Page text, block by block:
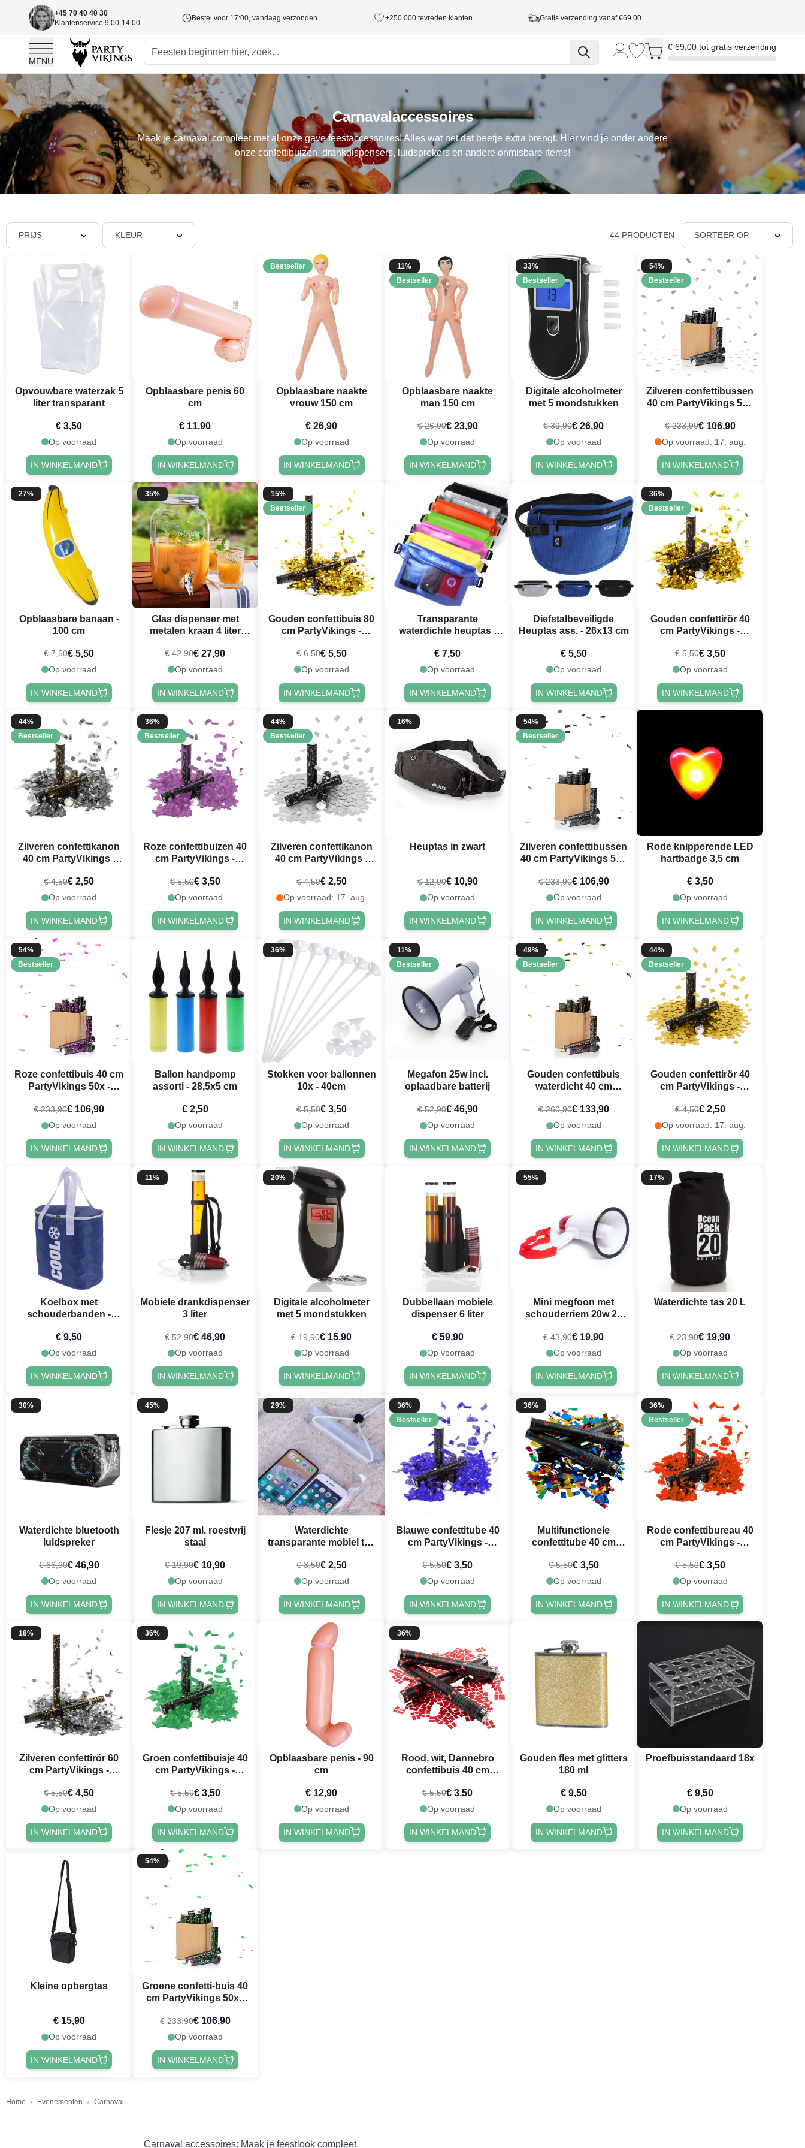
+45 70 40 40 30
Klantenservice 9:00-14:00
Bestel voor 17:00, vandaag verzonden +250.000 tevreden klanten Gratis verzending vanaf €69,00
MENU
Toggle minicart, Cart is empty
€ 69,00 tot gratis verzending
Ga naar de inhoud
Carnavalaccessoires
Maak je carnaval compleet met al onze gave feestaccessoires! Alles wat net dat beetje extra brengt. Hier vind je onder andere
onze confettibuizen, drankdispensers, luidsprekers en andere onmisbare items!
Home / Evenementen / Carnaval
PRIJS KLEUR 44 PRODUCTEN SORTEER OP
Opvouwbare waterzak 5
liter transparant
€ 3,50
Op voorraad
IN WINKELMAND
Opblaasbare penis 60
cm
€ 11,90
Op voorraad
IN WINKELMAND
Bestseller
Opblaasbare naakte
vrouw 150 cm
€ 26,90
Op voorraad
IN WINKELMAND
11%
Bestseller
Opblaasbare naakte
man 150 cm
€ 26,90€ 23,90
Op voorraad
IN WINKELMAND
33%
Bestseller
Digitale alcoholmeter
met 5 mondstukken
€ 39,90€ 26,90
Op voorraad
IN WINKELMAND
54%
Bestseller
Zilveren confettibussen
40 cm PartyVikings 50x
€ 233,90€ 106,90
Op voorraad: 17. aug.
IN WINKELMAND
27%
Opblaasbare banaan -
100 cm
€ 7,50€ 5,50
Op voorraad
IN WINKELMAND
35%
Glas dispenser met
metalen kraan 4 liter
€ 42,90€ 27,90
Op voorraad
IN WINKELMAND
15%
Bestseller
Gouden confettibuis 80
cm PartyVikings -
€ 6,50€ 5,50
Op voorraad
IN WINKELMAND
Transparante
waterdichte heuptas -
€ 7,50
Op voorraad
IN WINKELMAND
Diefstalbeveiligde
Heuptas ass. - 26x13 cm
€ 5,50
Op voorraad
IN WINKELMAND
36%
Bestseller
Gouden confettirör 40
cm PartyVikings -
Waterdicht
€ 5,50€ 3,50
Op voorraad
IN WINKELMAND
44%
Bestseller
Zilveren confettikanon
40 cm PartyVikings -
€ 4,50€ 2,50
Op voorraad
IN WINKELMAND
36%
Bestseller
Roze confettibuizen 40
cm PartyVikings -
€ 5,50€ 3,50
Op voorraad
IN WINKELMAND
44%
Bestseller
Zilveren confettikanon
40 cm PartyVikings -
€ 4,50€ 2,50
Op voorraad: 17. aug.
IN WINKELMAND
16%
Heuptas in zwart
€ 12,90€ 10,90
Op voorraad
IN WINKELMAND
54%
Bestseller
Zilveren confettibussen
40 cm PartyVikings 50x
€ 233,90€ 106,90
Op voorraad
IN WINKELMAND
Rode knipperende LED
hartbadge 3,5 cm
€ 3,50
Op voorraad
IN WINKELMAND
54%
Bestseller
Roze confettibuis 40 cm
PartyVikings 50x -
€ 233,90€ 106,90
Op voorraad
IN WINKELMAND
Ballon handpomp
assorti - 28,5x5 cm
€ 2,50
Op voorraad
IN WINKELMAND
36%
Stokken voor ballonnen
10x - 40cm
€ 5,50€ 3,50
Op voorraad
IN WINKELMAND
11%
Bestseller
Megafon 25w incl.
oplaadbare batterij
€ 52,90€ 46,90
Op voorraad
IN WINKELMAND
49%
Bestseller
Gouden confettibuis
waterdicht 40 cm
Metallic Rechthoekig
€ 260,90€ 133,90
Op voorraad
IN WINKELMAND
44%
Bestseller
Gouden confettirör 40
cm PartyVikings -
Waterdicht
€ 4,50€ 2,50
Op voorraad: 17. aug.
IN WINKELMAND
Koelbox met
schouderbanden -
€ 9,50
Op voorraad
IN WINKELMAND
11%
Mobiele drankdispenser
3 liter
€ 52,90€ 46,90
Op voorraad
IN WINKELMAND
20%
Digitale alcoholmeter
met 5 mondstukken
€ 19,90€ 15,90
Op voorraad
IN WINKELMAND
Dubbellaan mobiele
dispenser 6 liter
€ 59,90
Op voorraad
IN WINKELMAND
55%
Mini megfoon met
schouderriem 20w 20
€ 43,90€ 19,90
Op voorraad
IN WINKELMAND
17%
Waterdichte tas 20 L
€ 23,90€ 19,90
Op voorraad
IN WINKELMAND
30%
Waterdichte bluetooth
luidspreker
€ 66,90€ 46,90
Op voorraad
IN WINKELMAND
45%
Flesje 207 ml. roestvrij
staal
€ 19,90€ 10,90
Op voorraad
IN WINKELMAND
29%
Waterdichte
transparante mobiel tas
€ 3,50€ 2,50
Op voorraad
IN WINKELMAND
36%
Bestseller
Blauwe confettitube 40
cm PartyVikings -
€ 5,50€ 3,50
Op voorraad
IN WINKELMAND
36%
Multifunctionele
confettitube 40 cm
Rechthoekige confetti
€ 5,50€ 3,50
Op voorraad
IN WINKELMAND
36%
Bestseller
Rode confettibureau 40
cm PartyVikings -
€ 5,50€ 3,50
Op voorraad
IN WINKELMAND
18%
Zilveren confettirör 60
cm PartyVikings -
€ 5,50€ 4,50
Op voorraad
IN WINKELMAND
36%
Groen confettibuisje 40
cm PartyVikings -
€ 5,50€ 3,50
Op voorraad
IN WINKELMAND
Opblaasbare penis - 90
cm
€ 12,90
Op voorraad
IN WINKELMAND
36%
Rood, wit, Dannebro
confettibuis 40 cm
€ 5,50€ 3,50
Op voorraad
IN WINKELMAND
Gouden fles met glitters
180 ml
€ 9,50
Op voorraad
IN WINKELMAND
Proefbuisstandaard 18x
€ 9,50
Op voorraad
IN WINKELMAND
Kleine opbergtas
€ 15,90
Op voorraad
IN WINKELMAND
54%
Groene confetti-buis 40
cm PartyVikings 50x -
€ 233,90€ 106,90
Op voorraad
IN WINKELMAND
Carnaval accessoires: Maak je feestlook compleet